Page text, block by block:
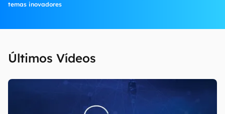
temas inovadores
Últimos Vídeos